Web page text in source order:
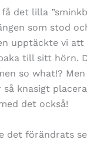
det lilla
som stod
upptäckte vi
till sitt hörn.
so what!?
knasigt
det också!
det förändrats